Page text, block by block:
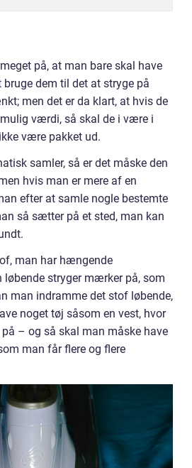
på, at man bare skal have
dem til det at stryge på
men det er da klart, at hvis de
værdi, så skal de i være i
være pakket ud.
samler, så er det måske den
hvis man er mere af en
efter at samle nogle bestemte
så sætter på et sted, man kan
man har hængende
løbende stryger mærker på, som
man indramme det stof løbende,
noget tøj såsom en vest, hvor
– og så skal man måske have
man får flere og flere